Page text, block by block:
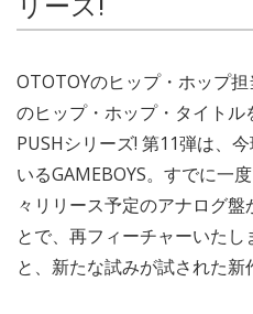
リース!
OTOTOYのヒップ・ホップ
のヒップ・ホップ・タイトル
PUSHシリーズ! 第11弾は、
いるGAMEBOYS。すでに一
々リリース予定のアナログ盤
とで、再フィーチャーいた
と、新たな試みが試された新